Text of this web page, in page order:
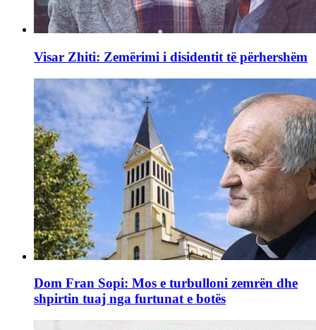
Visar Zhiti: Zemërimi i disidentit të përhershëm
Dom Fran Sopi: Mos e turbulloni zemrën dhe
shpirtin tuaj nga furtunat e botës